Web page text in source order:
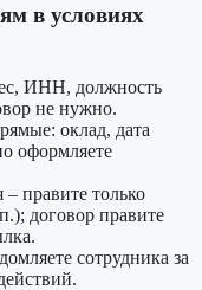
в условиях
ИНН, должность
не нужно.
оклад, дата
оформляете
правите только
договор правите
сотрудника за